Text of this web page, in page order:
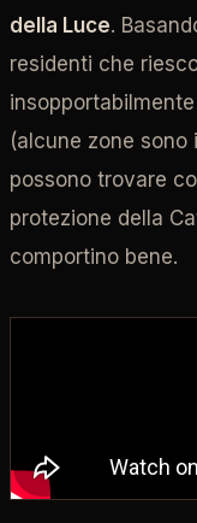
della Luce.
residenti che
(alcune zone
possono trovare
protezione della
comportino bene.